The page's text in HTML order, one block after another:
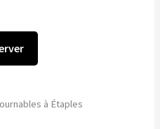
à Étaples